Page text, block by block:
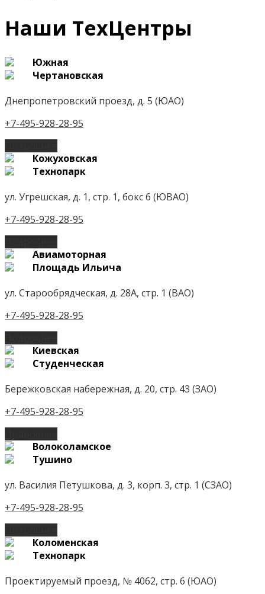
Наши ТехЦентры
Южная
Чертановская
Днепропетровский проезд, д. 5 (ЮАО)
+7-495-928-28-95
Кожуховская
Технопарк
ул. Угрешская, д. 1, стр. 1, бокс 6 (ЮВАО)
+7-495-928-28-95
Авиамоторная
Площадь Ильича
ул. Старообрядческая, д. 28А, стр. 1 (ВАО)
+7-495-928-28-95
Киевская
Студенческая
Бережковская набережная, д. 20, стр. 43 (ЗАО)
+7-495-928-28-95
Волоколамское
Тушино
ул. Василия Петушкова, д. 3, корп. 3, стр. 1 (СЗАО)
+7-495-928-28-95
Коломенская
Технопарк
Проектируемый проезд, № 4062, стр. 6 (ЮАО)